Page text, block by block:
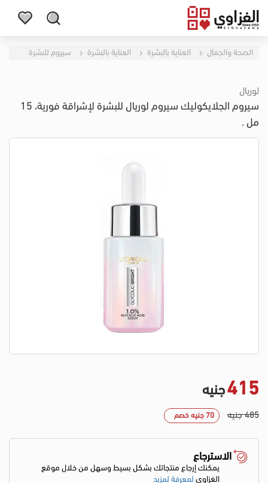
الصحة والجمال العناية بالبشرة العناية بالبشرة سيروم للبشرة
لوريال
سيروم الجلايكوليك سيروم لوريال للبشرة لإشراقة فورية، 15
مل .
415جنيه
485 جنيه 70 جنيه خصم
الاسترجاع
يمكنك إرجاع منتجاتك بشكل بسيط وسهل من خلال موقع
الغزاويلمعرفة لمزيد